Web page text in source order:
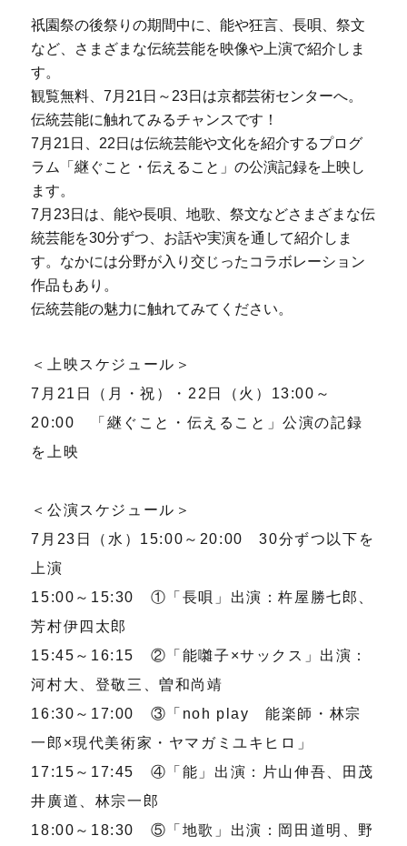
祇園祭の後祭りの期間中に、能や狂言、長唄、祭文
など、さまざまな伝統芸能を映像や上演で紹介しま
す。
観覧無料、7月21日～23日は京都芸術センターへ。
伝統芸能に触れてみるチャンスです！
7月21日、22日は伝統芸能や文化を紹介するプログ
ラム「継ぐこと・伝えること」の公演記録を上映し
ます。
7月23日は、能や長唄、地歌、祭文などさまざまな伝
統芸能を30分ずつ、お話や実演を通して紹介しま
す。なかには分野が入り交じったコラボレーション
作品もあり。
伝統芸能の魅力に触れてみてください。
＜上映スケジュール＞
7月21日（月・祝）・22日（火）13:00～
20:00 「継ぐこと・伝えること」公演の記録
を上映
＜公演スケジュール＞
7月23日（水）15:00～20:00 30分ずつ以下を
上演
15:00～15:30 ①「長唄」出演：杵屋勝七郎、
芳村伊四太郎
15:45～16:15 ②「能囃子×サックス」出演：
河村大、登敬三、曽和尚靖
16:30～17:00 ③「noh play 能楽師・林宗
一郎×現代美術家・ヤマガミユキヒロ」
17:15～17:45 ④「能」出演：片山伸吾、田茂
井廣道、林宗一郎
18:00～18:30 ⑤「地歌」出演：岡田道明、野